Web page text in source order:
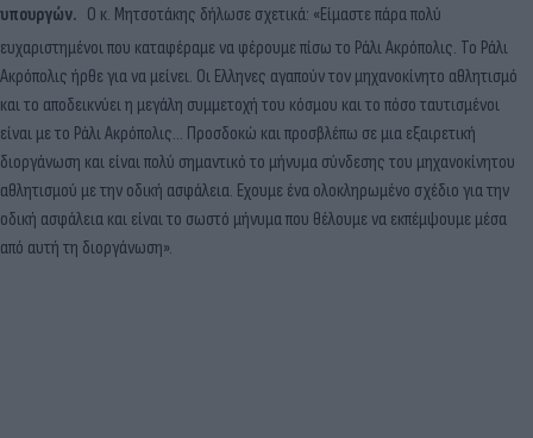
υπουργών. Ο κ. Μητσοτάκης δήλωσε σχετικά: «Είμαστε πάρα πολύ
ευχαριστημένοι που καταφέραμε να φέρουμε πίσω το Ράλι Ακρόπολις. Το Ράλι
Ακρόπολις ήρθε για να μείνει. Οι Ελληνες αγαπούν τον μηχανοκίνητο αθλητισμό
και το αποδεικνύει η μεγάλη συμμετοχή του κόσμου και το πόσο ταυτισμένοι
είναι με το Ράλι Ακρόπολις… Προσδοκώ και προσβλέπω σε μια εξαιρετική
διοργάνωση και είναι πολύ σημαντικό το μήνυμα σύνδεσης του μηχανοκίνητου
αθλητισμού με την οδική ασφάλεια. Εχουμε ένα ολοκληρωμένο σχέδιο για την
οδική ασφάλεια και είναι το σωστό μήνυμα που θέλουμε να εκπέμψουμε μέσα
από αυτή τη διοργάνωση».